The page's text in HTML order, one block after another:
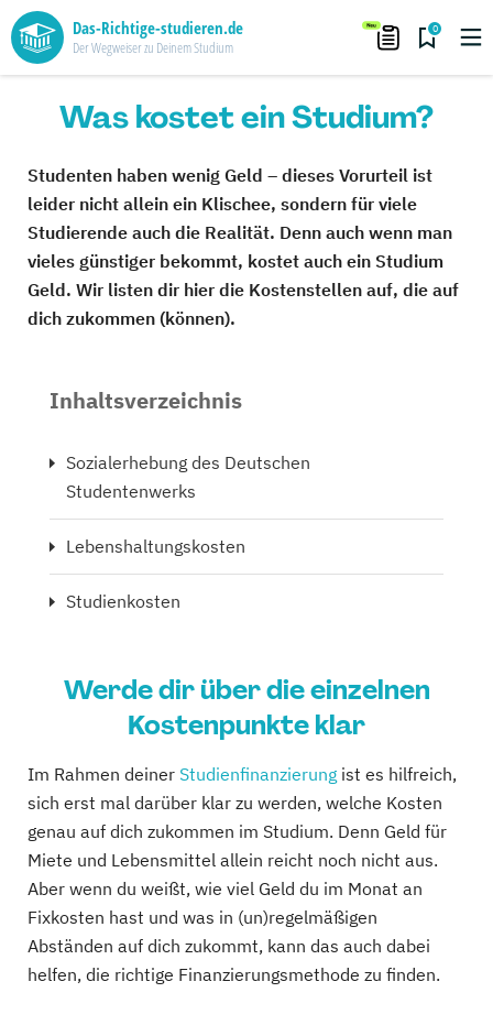
Das-Richtige-studieren.de
Der Wegweiser zu Deinem Studium
0
Was kostet ein Studium?
Studenten haben wenig Geld – dieses Vorurteil ist
leider nicht allein ein Klischee, sondern für viele
Studierende auch die Realität. Denn auch wenn man
vieles günstiger bekommt, kostet auch ein Studium
Geld. Wir listen dir hier die Kostenstellen auf, die auf
dich zukommen (können).
Inhaltsverzeichnis
Sozialerhebung des Deutschen
Studentenwerks
Lebenshaltungskosten
Studienkosten
Werde dir über die einzelnen
Kostenpunkte klar
Im Rahmen deiner Studienfinanzierung ist es hilfreich,
sich erst mal darüber klar zu werden, welche Kosten
genau auf dich zukommen im Studium. Denn Geld für
Miete und Lebensmittel allein reicht noch nicht aus.
Aber wenn du weißt, wie viel Geld du im Monat an
Fixkosten hast und was in (un)regelmäßigen
Abständen auf dich zukommt, kann das auch dabei
helfen, die richtige Finanzierungsmethode zu finden.